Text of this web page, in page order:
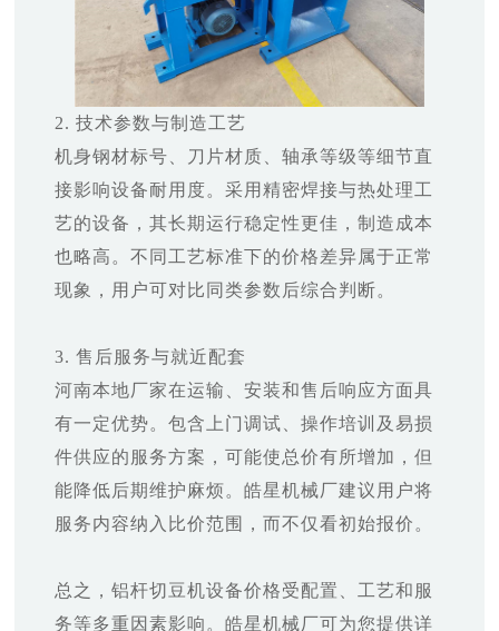
2. 技术参数与制造工艺
机身钢材标号、刀片材质、轴承等级等细节直
接影响设备耐用度。采用精密焊接与热处理工
艺的设备，其长期运行稳定性更佳，制造成本
也略高。不同工艺标准下的价格差异属于正常
现象，用户可对比同类参数后综合判断。
3. 售后服务与就近配套
河南本地厂家在运输、安装和售后响应方面具
有一定优势。包含上门调试、操作培训及易损
件供应的服务方案，可能使总价有所增加，但
能降低后期维护麻烦。皓星机械厂建议用户将
服务内容纳入比价范围，而不仅看初始报价。
总之，铝杆切豆机设备价格受配置、工艺和服
务等多重因素影响。皓星机械厂可为您提供详